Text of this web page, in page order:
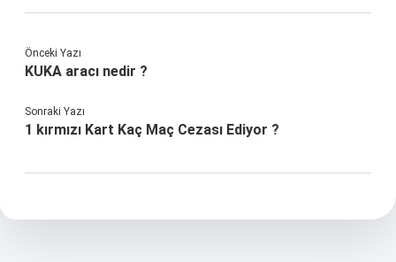
Önceki Yazı
KUKA aracı nedir ?
Sonraki Yazı
1 kırmızı Kart Kaç Maç Cezası Ediyor ?